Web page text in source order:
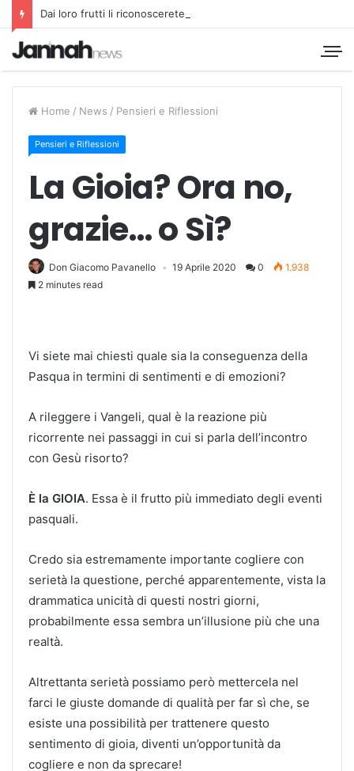
Dai loro frutti li riconoscerete
Home / News / Pensieri e Riflessioni
Pensieri e Riflessioni
La Gioia? Ora no,
grazie… o Sì?
Don Giacomo Pavanello 19 Aprile 2020 0
1.938
2 minutes read
Vi siete mai chiesti quale sia la conseguenza della
Pasqua in termini di sentimenti e di emozioni?
A rileggere i Vangeli, qual è la reazione più
ricorrente nei passaggi in cui si parla dell’incontro
con Gesù risorto?
È la GIOIA. Essa è il frutto più immediato degli eventi
pasquali.
Credo sia estremamente importante cogliere con
serietà la questione, perché apparentemente, vista la
drammatica unicità di questi nostri giorni,
probabilmente essa sembra un’illusione più che una
realtà.
Altrettanta serietà possiamo però mettercela nel
farci le giuste domande di qualità per far sì che, se
esiste una possibilità per trattenere questo
sentimento di gioia, diventi un’opportunità da
cogliere e non da sprecare!